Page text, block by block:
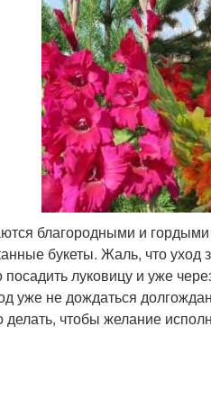
благородными и
букеты. Жаль, что
луковицу и уже
уже не дождаться
чтобы желание